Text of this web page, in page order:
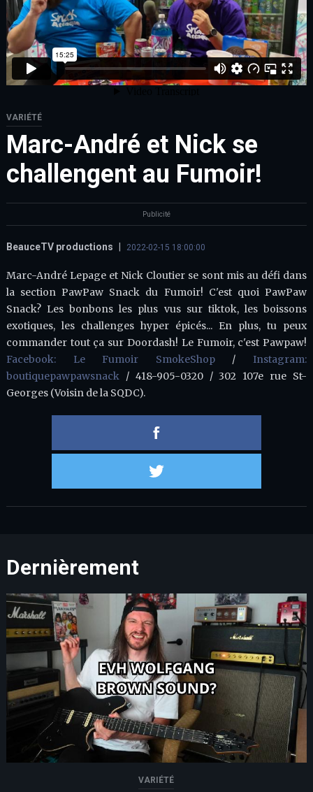
VARIÉTÉ
Marc-André et Nick se
challengent au Fumoir!
Publicité
BeauceTV productions 2022-02-15 18:00:00
Marc-André Lepage et Nick Cloutier se sont mis au défi dans
la section PawPaw Snack du Fumoir! C'est quoi PawPaw
Snack? Les bonbons les plus vus sur tiktok, les boissons
exotiques, les challenges hyper épicés... En plus, tu peux
commander tout ça sur Doordash! Le Fumoir, c'est Pawpaw!
Facebook: Le Fumoir SmokeShop/Instagram:
boutiquepawpawsnack/ 418-905-0320 / 302 107e rue St-
Georges (Voisin de la SQDC).
Dernièrement
VARIÉTÉ